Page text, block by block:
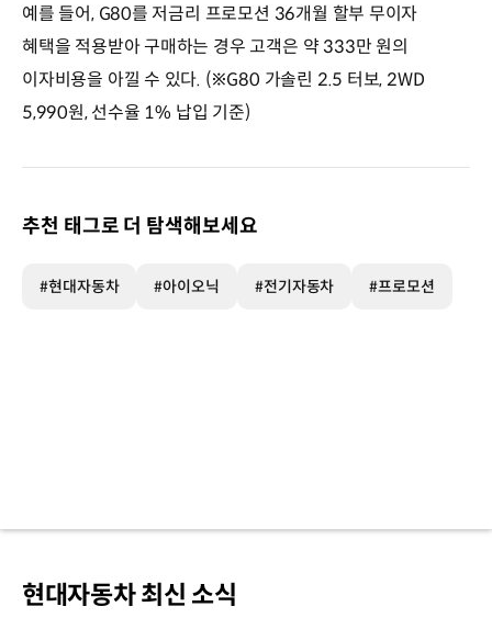
예를 들어, G80를 저금리 프로모션 36개월 할부 무이자
혜택을 적용받아 구매하는 경우 고객은 약 333만 원의
이자비용을 아낄 수 있다. (※G80 가솔린 2.5 터보, 2WD
5,990원, 선수율 1% 납입 기준)
추천 태그로 더 탐색해보세요
#현대자동차 #아이오닉 #전기자동차 #프로모션
현대자동차 최신 소식